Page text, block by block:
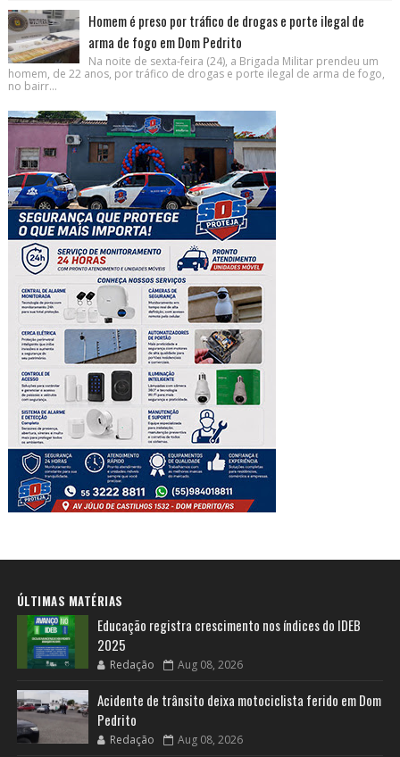
Homem é preso por tráfico de drogas e porte ilegal de
arma de fogo em Dom Pedrito
Na noite de sexta-feira (24), a Brigada Militar prendeu um
homem, de 22 anos, por tráfico de drogas e porte ilegal de arma de fogo,
no bairr...
ÚLTIMAS MATÉRIAS
Educação registra crescimento nos índices do IDEB
2025
Redação Aug 08, 2026
Acidente de trânsito deixa motociclista ferido em Dom
Pedrito
Redação Aug 08, 2026